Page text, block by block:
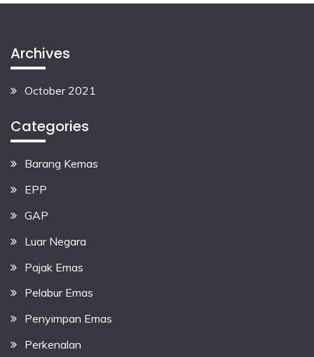
Archives
October 2021
Categories
Barang Kemas
EPP
GAP
Luar Negara
Pajak Emas
Pelabur Emas
Penyimpan Emas
Perkenalan